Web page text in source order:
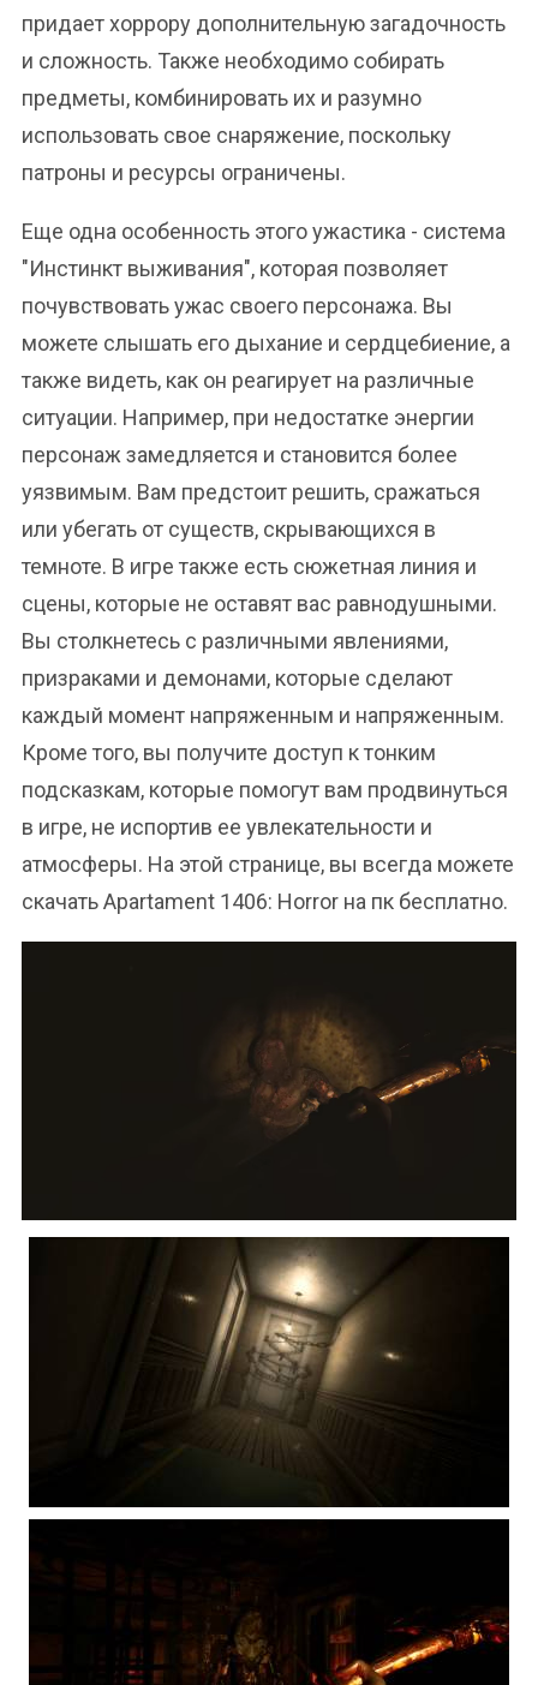
придает хоррору дополнительную загадочность
и сложность. Также необходимо собирать
предметы, комбинировать их и разумно
использовать свое снаряжение, поскольку
патроны и ресурсы ограничены.
Еще одна особенность этого ужастика - система
"Инстинкт выживания", которая позволяет
почувствовать ужас своего персонажа. Вы
можете слышать его дыхание и сердцебиение, а
также видеть, как он реагирует на различные
ситуации. Например, при недостатке энергии
персонаж замедляется и становится более
уязвимым. Вам предстоит решить, сражаться
или убегать от существ, скрывающихся в
темноте. В игре также есть сюжетная линия и
сцены, которые не оставят вас равнодушными.
Вы столкнетесь с различными явлениями,
призраками и демонами, которые сделают
каждый момент напряженным и напряженным.
Кроме того, вы получите доступ к тонким
подсказкам, которые помогут вам продвинуться
в игре, не испортив ее увлекательности и
атмосферы. На этой странице, вы всегда можете
скачать Apartament 1406: Horror на пк бесплатно.